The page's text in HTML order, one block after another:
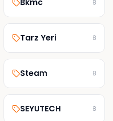
8
Tarz Yeri 8
Steam 8
SEYUTECH 8